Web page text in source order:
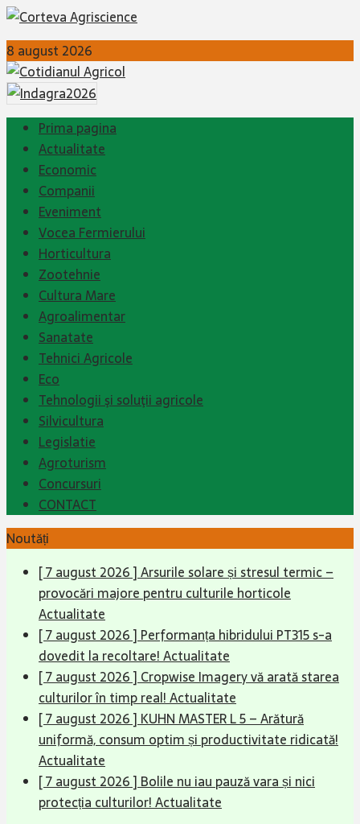
8 august 2026
Prima pagina
Actualitate
Economic
Companii
Eveniment
Vocea Fermierului
Horticultura
Zootehnie
Cultura Mare
Agroalimentar
Sanatate
Tehnici Agricole
Eco
Tehnologii şi soluţii agricole
Silvicultura
Legislatie
Agroturism
Concursuri
CONTACT
Noutăți
[ 7 august 2026 ]Arsurile solare și stresul termic –
provocări majore pentru culturile horticole
Actualitate
[ 7 august 2026 ] Performanța hibridului PT315 s-a
dovedit la recoltare!Actualitate
[ 7 august 2026 ] Cropwise Imagery vă arată starea
culturilor în timp real!Actualitate
[ 7 august 2026 ] KUHN MASTER L 5 – Arătură
uniformă, consum optim și productivitate ridicată!
Actualitate
[ 7 august 2026 ] Bolile nu iau pauză vara și nici
protecția culturilor!Actualitate